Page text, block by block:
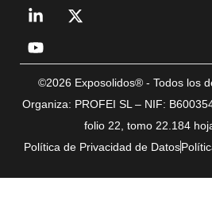
©2026 Exposolidos® - Todos los
Organiza: PROFEI SL – NIF:
folio 22, tomo 22.184
Política de Privacidad de Datos